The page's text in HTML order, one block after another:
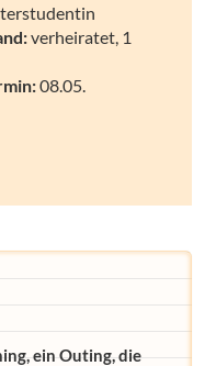
verheiratet, 1
08.05.
ein Outing, die